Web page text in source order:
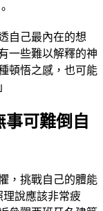
自己最內在的想
一些難以解釋的神
頓悟之感，也可能
可難倒自
，挑戰自己的體能
理說應該非常疲